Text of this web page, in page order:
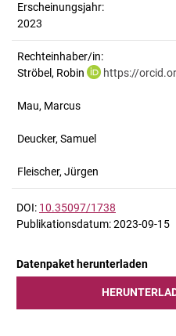
Erscheinungsjahr:
2023
Rechteinhaber/in:
Ströbel, Robin
https://
Mau, Marcus
Deucker, Samuel
Fleischer, Jürgen
DOI: 10.35097/1738
Publikationsdatum: 2023-09-15
Datenpaket herunterladen